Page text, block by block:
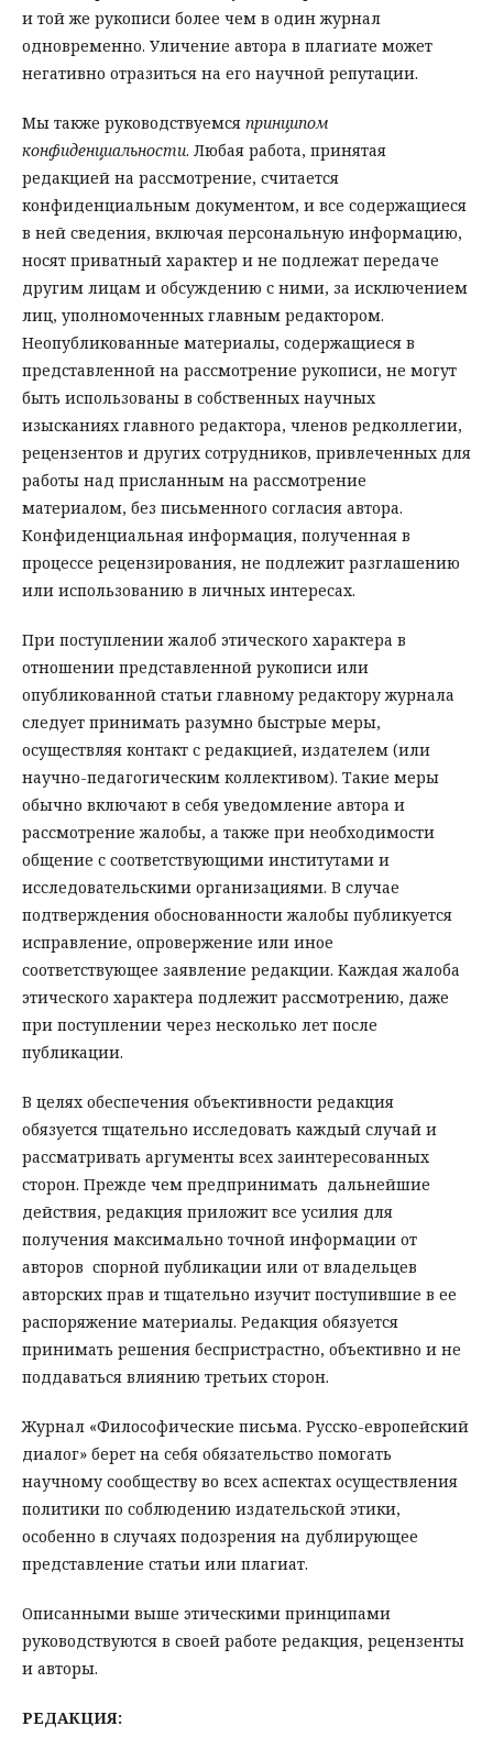
и той же рукописи более чем в один журнал
одновременно. Уличение автора в плагиате может
негативно отразиться на его научной репутации.
Мы также руководствуемся принципом
конфиденциальности. Любая работа, принятая
редакцией на рассмотрение, считается
конфиденциальным документом, и все содержащиеся
в ней сведения, включая персональную информацию,
носят приватный характер и не подлежат передаче
другим лицам и обсуждению с ними, за исключением
лиц, уполномоченных главным редактором.
Неопубликованные материалы, содержащиеся в
представленной на рассмотрение рукописи, не могут
быть использованы в собственных научных
изысканиях главного редактора, членов редколлегии,
рецензентов и других сотрудников, привлеченных для
работы над присланным на рассмотрение
материалом, без письменного согласия автора.
Конфиденциальная информация, полученная в
процессе рецензирования, не подлежит разглашению
или использованию в личных интересах.
При поступлении жалоб этического характера в
отношении представленной рукописи или
опубликованной статьи главному редактору журнала
следует принимать разумно быстрые меры,
осуществляя контакт с редакцией, издателем (или
научно-педагогическим коллективом). Такие меры
обычно включают в себя уведомление автора и
рассмотрение жалобы, а также при необходимости
общение с соответствующими институтами и
исследовательскими организациями. В случае
подтверждения обоснованности жалобы публикуется
исправление, опровержение или иное
соответствующее заявление редакции. Каждая жалоба
этического характера подлежит рассмотрению, даже
при поступлении через несколько лет после
публикации.
В целях обеспечения объективности редакция
обязуется тщательно исследовать каждый случай и
рассматривать аргументы всех заинтересованных
сторон. Прежде чем предпринимать дальнейшие
действия, редакция приложит все усилия для
получения максимально точной информации от
авторов спорной публикации или от владельцев
авторских прав и тщательно изучит поступившие в ее
распоряжение материалы. Редакция обязуется
принимать решения беспристрастно, объективно и не
поддаваться влиянию третьих сторон.
Журнал «Философические письма. Русско-европейский
диалог» берет на себя обязательство помогать
научному сообществу во всех аспектах осуществления
политики по соблюдению издательской этики,
особенно в случаях подозрения на дублирующее
представление статьи или плагиат.
Описанными выше этическими принципами
руководствуются в своей работе редакция, рецензенты
и авторы.
РЕДАКЦИЯ: